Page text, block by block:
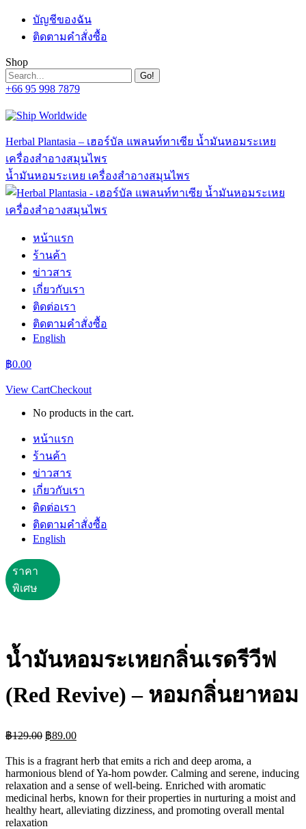
Skip
content
บัญชีของฉัน
ติดตามคำสั่งซื้อ
Shop
Search:
+66 95 998 7879
page
in
new
window
page
in
new
window
page
in
new
window
page
in
new
window
Herbal Plantasia – เฮอร์บัล แพลนท์ทาเซีย น้ำมันหอมระเหย
เครื่องสำอางสมุนไพร
น้ำมันหอมระเหย เครื่องสำอางสมุนไพร
หน้าแรก
ร้านค้า
ข่าวสาร
เกี่ยวกับเรา
ติดต่อเรา
ติดตามคำสั่งซื้อ
English
฿0.00
View CartCheckout
No products in the cart.
หน้าแรก
ร้านค้า
ข่าวสาร
เกี่ยวกับเรา
ติดต่อเรา
ติดตามคำสั่งซื้อ
English
ราคาพิเศษ!
น้ำมันหอมระเหยกลิ่นเรดรีวีฟ
(Red Revive) – หอมกลิ่นยาหอม
฿129.00 Original
price
was:
฿129.00.
฿89.00Current
price
is:
฿89.00.
This is a fragrant herb that emits a rich and deep aroma, a
harmonious blend of Ya-hom powder. Calming and serene, inducing
relaxation and a sense of well-being. Enriched with aromatic
medicinal herbs, known for their properties in nurturing a moist and
healthy heart, alleviating dizziness, and promoting overall mental
relaxation